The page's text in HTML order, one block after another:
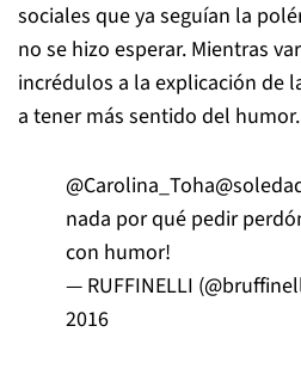
sociales que ya seguían la
no se hizo esperar. Mientras
incrédulos a la explicación de
a tener más sentido del humor.
@Carolina_Toha
nada por qué pedir
con humor!
— RUFFINELLI
2016